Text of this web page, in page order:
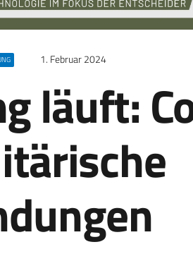
1. Februar 2024
läuft: